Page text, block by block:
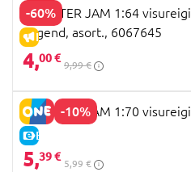
-60%
IŠPARDAVIMAS
MONSTER JAM 1:64
Legend, asort., 6067645
4,00 €
9,99 €
-10%
E-KAINA
MONSTER JAM 1:70
5,39 €
5,99 €